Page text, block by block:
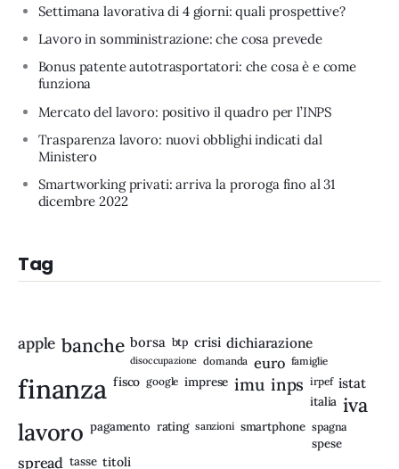
Settimana lavorativa di 4 giorni: quali prospettive?
Lavoro in somministrazione: che cosa prevede
Bonus patente autotrasportatori: che cosa è e come
funziona
Mercato del lavoro: positivo il quadro per l’INPS
Trasparenza lavoro: nuovi obblighi indicati dal
Ministero
Smartworking privati: arriva la proroga fino al 31
dicembre 2022
Tag
apple banche borsa btp crisi dichiarazione
disoccupazione domanda euro famiglie
finanza fisco google imprese imu inps irpef istat
italia iva
lavoro pagamento rating sanzioni smartphone spagna
spese
spread tasse titoli